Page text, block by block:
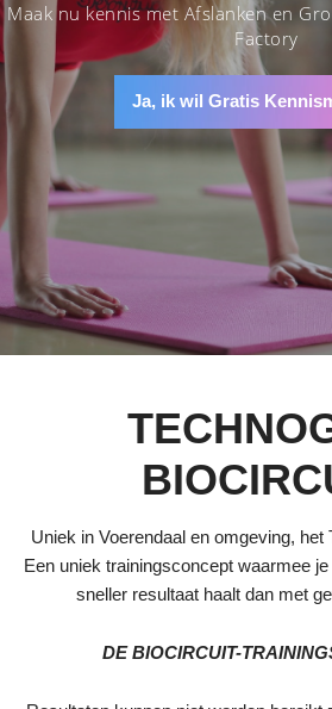
Maak nu kennis met Afslanken en
Factory
Ja, ik wil Gratis
Uniek in Voerendaal en omgeving, het
Een uniek trainingsconcept waarmee
sneller resultaat haalt dan met
DE BIOCIRCUIT-